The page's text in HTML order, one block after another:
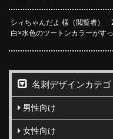
シィちゃんだよ 様（閲覧者）
白×水色のツートンカラーがす
名刺デザインカテゴ
男性向け
女性向け